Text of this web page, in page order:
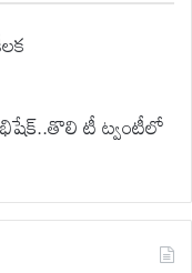
టీ ట్వంటీలో